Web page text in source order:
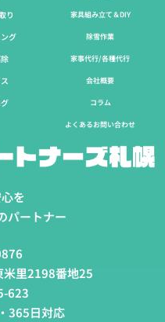
り
グ
家具組み立て＆DIY
除雪作業
家事代行/各種代行
会社概要
コラム
よくあるお問い合わせ
を
パートナー
米里2198番地25
623
365日対応